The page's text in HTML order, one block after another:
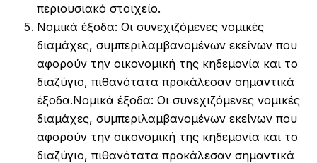
περιουσιακό στοιχείο.
Νομικά έξοδα: Οι συνεχιζόμενες νομικές
διαμάχες, συμπεριλαμβανομένων εκείνων που
αφορούν την οικονομική της κηδεμονία και το
διαζύγιο, πιθανότατα προκάλεσαν σημαντικά
έξοδα.Νομικά έξοδα: Οι συνεχιζόμενες νομικές
διαμάχες, συμπεριλαμβανομένων εκείνων που
αφορούν την οικονομική της κηδεμονία και το
διαζύγιο, πιθανότατα προκάλεσαν σημαντικά